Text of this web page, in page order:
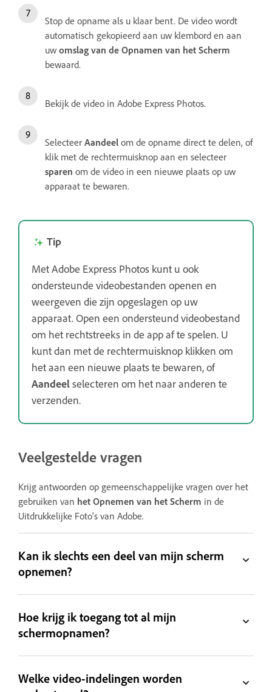
Stop de opname als u klaar bent. De video wordt
automatisch gekopieerd aan uw klembord en aan
uw omslag van de Opnamen van het Scherm
bewaard.
Bekijk de video in Adobe Express Photos.
Selecteer Aandeel om de opname direct te delen, of
klik met de rechtermuisknop aan en selecteer
sparen om de video in een nieuwe plaats op uw
apparaat te bewaren.
Tip
Met Adobe Express Photos kunt u ook
ondersteunde videobestanden openen en
weergeven die zijn opgeslagen op uw
apparaat. Open een ondersteund videobestand
om het rechtstreeks in de app af te spelen. U
kunt dan met de rechtermuisknop klikken om
het aan een nieuwe plaats te bewaren, of
Aandeelselecteren om het naar anderen te
verzenden.
Veelgestelde vragen
Krijg antwoorden op gemeenschappelijke vragen over het
gebruiken van het Opnemen van het Scherm in de
Uitdrukkelijke Foto's van Adobe.
Kan ik slechts een deel van mijn scherm
opnemen?
Hoe krijg ik toegang tot al mijn
schermopnamen?
Welke video-indelingen worden